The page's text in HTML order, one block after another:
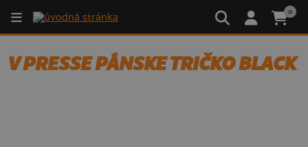
0
V PRESSE PÁNSKE TRIČKO BLACK